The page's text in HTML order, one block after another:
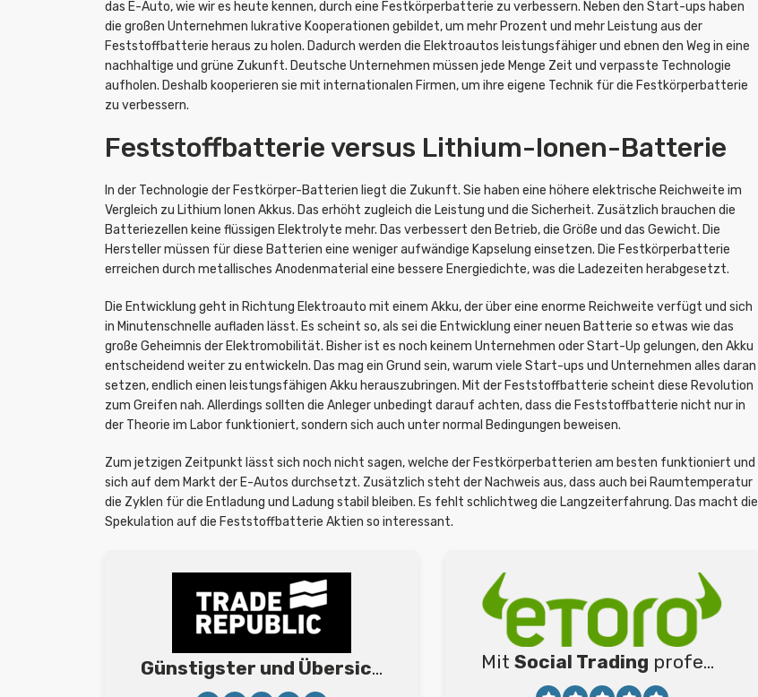
das E-Auto, wie wir es heute kennen, durch eine Festkörperbatterie zu verbessern. Neben den Start-ups haben
die großen Unternehmen lukrative Kooperationen gebildet, um mehr Prozent und mehr Leistung aus der
Feststoffbatterie heraus zu holen. Dadurch werden die Elektroautos leistungsfähiger und ebnen den Weg in eine
nachhaltige und grüne Zukunft. Deutsche Unternehmen müssen jede Menge Zeit und verpasste Technologie
aufholen. Deshalb kooperieren sie mit internationalen Firmen, um ihre eigene Technik für die Festkörperbatterie
zu verbessern.
Feststoffbatterie versus Lithium-Ionen-Batterie
In der Technologie der Festkörper-Batterien liegt die Zukunft. Sie haben eine höhere elektrische Reichweite im
Vergleich zu Lithium Ionen Akkus. Das erhöht zugleich die Leistung und die Sicherheit. Zusätzlich brauchen die
Batteriezellen keine flüssigen Elektrolyte mehr. Das verbessert den Betrieb, die Größe und das Gewicht. Die
Hersteller müssen für diese Batterien eine weniger aufwändige Kapselung einsetzen. Die Festkörperbatterie
erreichen durch metallisches Anodenmaterial eine bessere Energiedichte, was die Ladezeiten herabgesetzt.
Die Entwicklung geht in Richtung Elektroauto mit einem Akku, der über eine enorme Reichweite verfügt und sich
in Minutenschnelle aufladen lässt. Es scheint so, als sei die Entwicklung einer neuen Batterie so etwas wie das
große Geheimnis der Elektromobilität. Bisher ist es noch keinem Unternehmen oder Start-Up gelungen, den Akku
entscheidend weiter zu entwickeln. Das mag ein Grund sein, warum viele Start-ups und Unternehmen alles daran
setzen, endlich einen leistungsfähigen Akku herauszubringen. Mit der Feststoffbatterie scheint diese Revolution
zum Greifen nah. Allerdings sollten die Anleger unbedingt darauf achten, dass die Feststoffbatterie nicht nur in
der Theorie im Labor funktioniert, sondern sich auch unter normal Bedingungen beweisen.
Zum jetzigen Zeitpunkt lässt sich noch nicht sagen, welche der Festkörperbatterien am besten funktioniert und
sich auf dem Markt der E-Autos durchsetzt. Zusätzlich steht der Nachweis aus, dass auch bei Raumtemperatur
die Zyklen für die Entladung und Ladung stabil bleiben. Es fehlt schlichtweg die Langzeiterfahrung. Das macht die
Spekulation auf die Feststoffbatterie Aktien so interessant.
Günstigster und Übersichtlichster Anbieter
Mit Social Trading professionelle Trader kopieren